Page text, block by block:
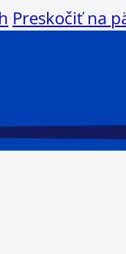
Preskočiť na